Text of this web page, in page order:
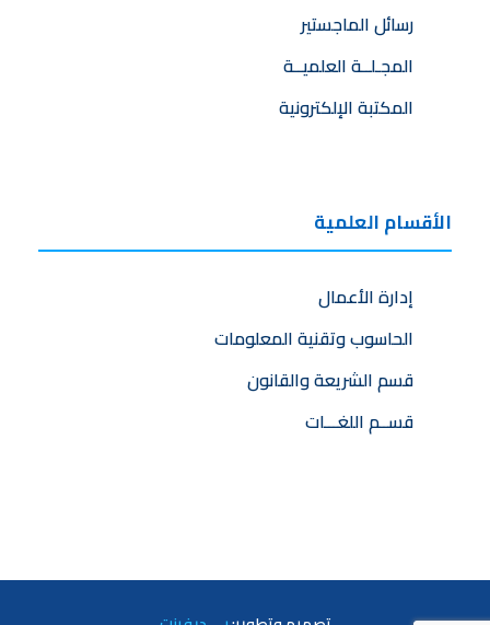
رسائل الماجستير
المجـلــة العلميــة
المكتبة الإلكترونية
الأقسام العلمية
إدارة الأعمال
الحاسوب وتقنية المعلومات
قسم الشريعة والقانون
قســم اللغـــات